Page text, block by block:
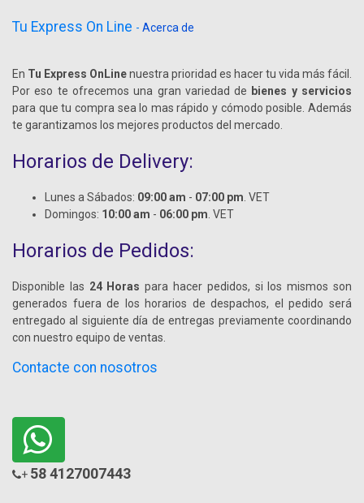
Tu Express On Line - Acerca de
En Tu Express OnLinenuestra prioridad es hacer tu vida más fácil.
Por eso te ofrecemos una gran variedad de bienes y servicios
para que tu compra sea lo mas rápido y cómodo posible. Además
te garantizamos los mejores productos del mercado.
Horarios de Delivery:
Lunes a Sábados: 09:00 am - 07:00 pm . VET
Domingos: 10:00 am - 06:00 pm . VET
Horarios de Pedidos:
Disponible las 24 Horas para hacer pedidos, si los mismos son
generados fuera de los horarios de despachos, el pedido será
entregado al siguiente día de entregas previamente coordinando
con nuestro equipo de ventas.
Contacte con nosotros
+ 58 4127007443